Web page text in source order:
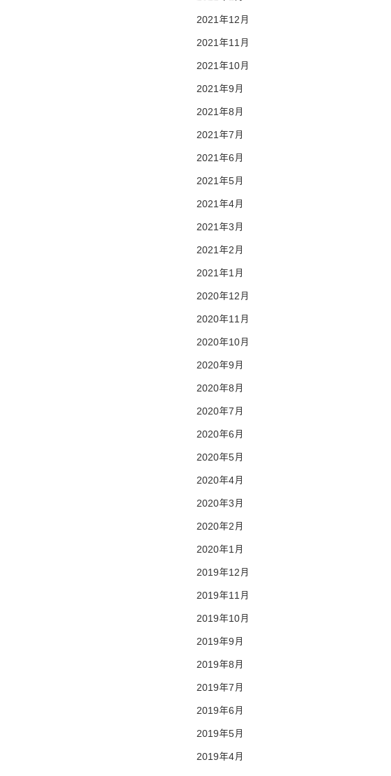
2021年12月
2021年11月
2021年10月
2021年9月
2021年8月
2021年7月
2021年6月
2021年5月
2021年4月
2021年3月
2021年2月
2021年1月
2020年12月
2020年11月
2020年10月
2020年9月
2020年8月
2020年7月
2020年6月
2020年5月
2020年4月
2020年3月
2020年2月
2020年1月
2019年12月
2019年11月
2019年10月
2019年9月
2019年8月
2019年7月
2019年6月
2019年5月
2019年4月